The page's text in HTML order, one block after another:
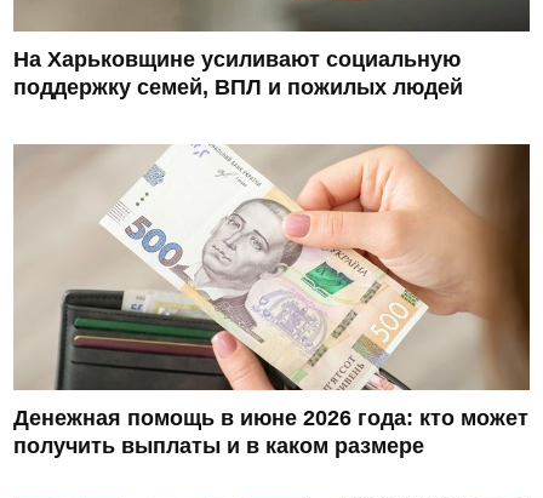
На Харьковщине усиливают социальную
поддержку семей, ВПЛ и пожилых людей
Денежная помощь в июне 2026 года: кто может
получить выплаты и в каком размере